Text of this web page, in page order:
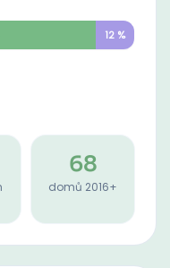
12%
68
domů 2016+